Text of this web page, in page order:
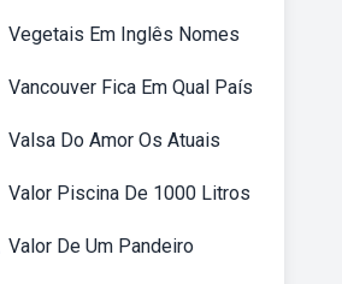
Vegetais Em Inglês Nomes
Vancouver Fica Em Qual País
Valsa Do Amor Os Atuais
Valor Piscina De 1000 Litros
Valor De Um Pandeiro